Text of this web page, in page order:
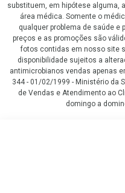
substituem, em hipótese alguma,
área médica. Somente o
qualquer problema de saúde e
preços e as promoções são
fotos contidas em nosso site
disponibilidade sujeitos a
antimicrobianos vendas apenas
344 - 01/02/1999 - Ministério da
de Vendas e Atendimento ao
domingo a